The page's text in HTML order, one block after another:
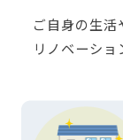
ご自身の生
リノベーショ